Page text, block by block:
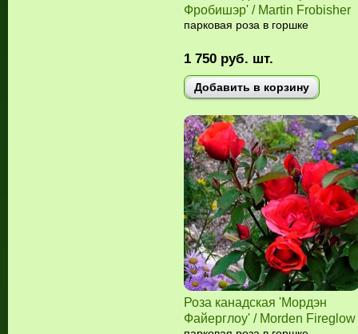
Фробишэр' / Martin Frobisher
парковая роза в горшке
1 750 руб. шт.
Добавить в корзину
Роза канадская 'Мордэн
Файерглоу' / Morden Fireglow